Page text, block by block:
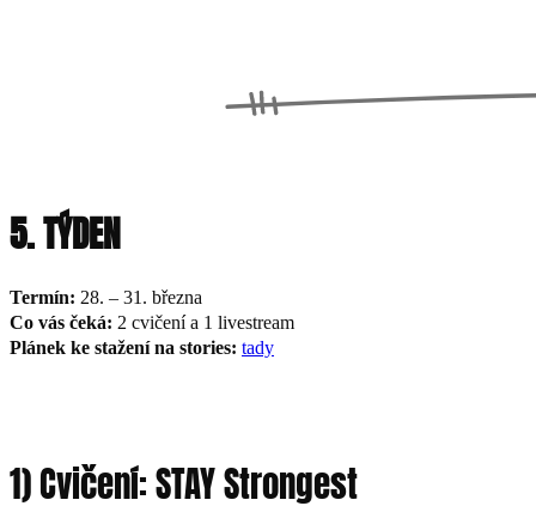
5. TÝDEN
Termín: 28. – 31. března
Co vás čeká: 2 cvičení a 1 livestream
Plánek ke stažení na stories: tady
1) Cvičení: STAY Strongest